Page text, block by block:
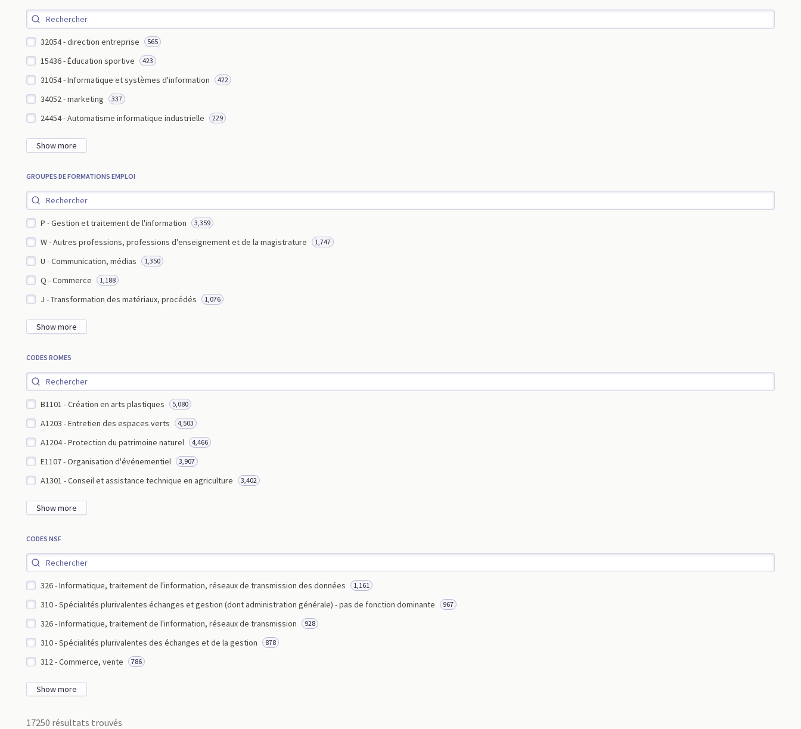
32054 - direction entreprise 565
15436 - Éducation sportive 423
31054 - Informatique et systèmes d'information 422
34052 - marketing 337
24454 - Automatisme informatique industrielle 229
Show more
GROUPES DE FORMATIONS EMPLOI
P - Gestion et traitement de l'information 3,359
W - Autres professions, professions d'enseignement et de la magistrature 1,747
U - Communication, médias 1,350
Q - Commerce 1,188
J - Transformation des matériaux, procédés 1,076
Show more
CODES ROMES
B1101 - Création en arts plastiques 5,080
A1203 - Entretien des espaces verts 4,503
A1204 - Protection du patrimoine naturel 4,466
E1107 - Organisation d'événementiel 3,907
A1301 - Conseil et assistance technique en agriculture 3,402
Show more
CODES NSF
326 - Informatique, traitement de l'information, réseaux de transmission des données 1,161
310 - Spécialités plurivalentes échanges et gestion (dont administration générale) - pas de fonction dominante 967
326 - Informatique, traitement de l'information, réseaux de transmission 928
310 - Spécialités plurivalentes des échanges et de la gestion 878
312 - Commerce, vente 786
Show more
17250 résultats trouvés